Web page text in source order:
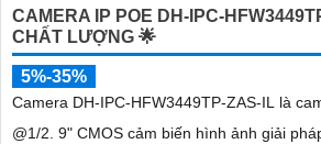
CAMERA IP POE DH-IPC-
CHẤT LƯỢNG 🌟
5%-35%
Camera DH-IPC-HFW3449TP-ZAS-IL là
@1/2. 9" CMOS cảm biến hình ảnh giải